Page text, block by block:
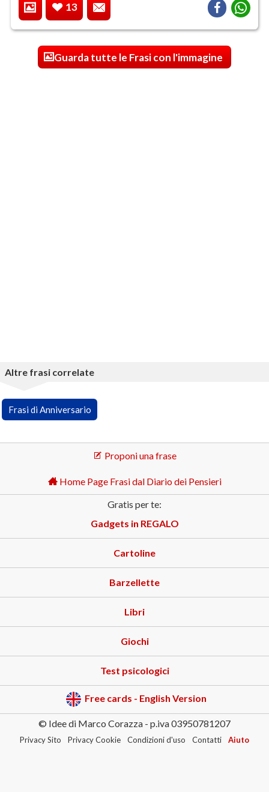
13
Guarda tutte le Frasi con l'immagine
Altre frasi correlate
Frasi di Anniversario
Proponi una frase
Home Page Frasi dal Diario dei Pensieri
Gratis per te:
Gadgets in REGALO
Cartoline
Barzellette
Libri
Giochi
Test psicologici
Free cards - English Version
© Idee di Marco Corazza - p.iva 03950781207
Privacy Sito Privacy Cookie Condizioni d'uso Contatti Aiuto